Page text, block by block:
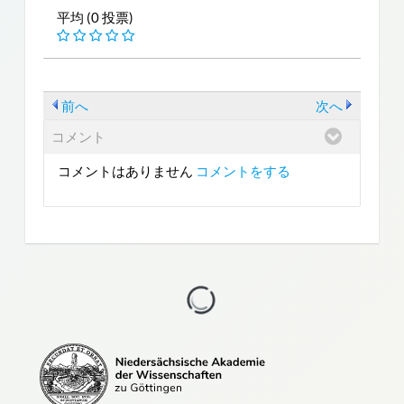
平均 (0 投票)
前へ
次へ
コメント
コメントはありません コメントをする